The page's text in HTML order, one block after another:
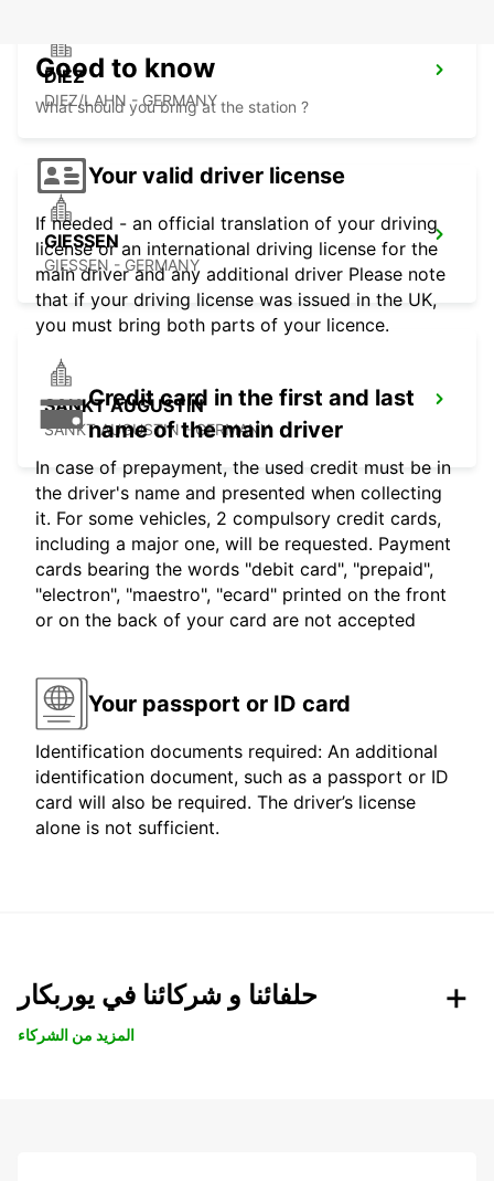
DIEZ
DIEZ/LAHN - GERMANY
GIESSEN
GIESSEN - GERMANY
SANKT AUGUSTIN
SANKT AUGUSTIN - GERMANY
Good to know
What should you bring at the station ?
Your valid driver license
If needed - an official translation of your driving
license or an international driving license for the
main driver and any additional driver Please note
that if your driving license was issued in the UK,
you must bring both parts of your licence.
Credit card in the first and last
name of the main driver
In case of prepayment, the used credit must be in
the driver's name and presented when collecting
it. For some vehicles, 2 compulsory credit cards,
including a major one, will be requested. Payment
cards bearing the words "debit card", "prepaid",
"electron", "maestro", "ecard" printed on the front
or on the back of your card are not accepted
Your passport or ID card
Identification documents required: An additional
identification document, such as a passport or ID
card will also be required. The driver’s license
alone is not sufficient.
حلفائنا و شركائنا في يوربكار
المزيد من الشركاء